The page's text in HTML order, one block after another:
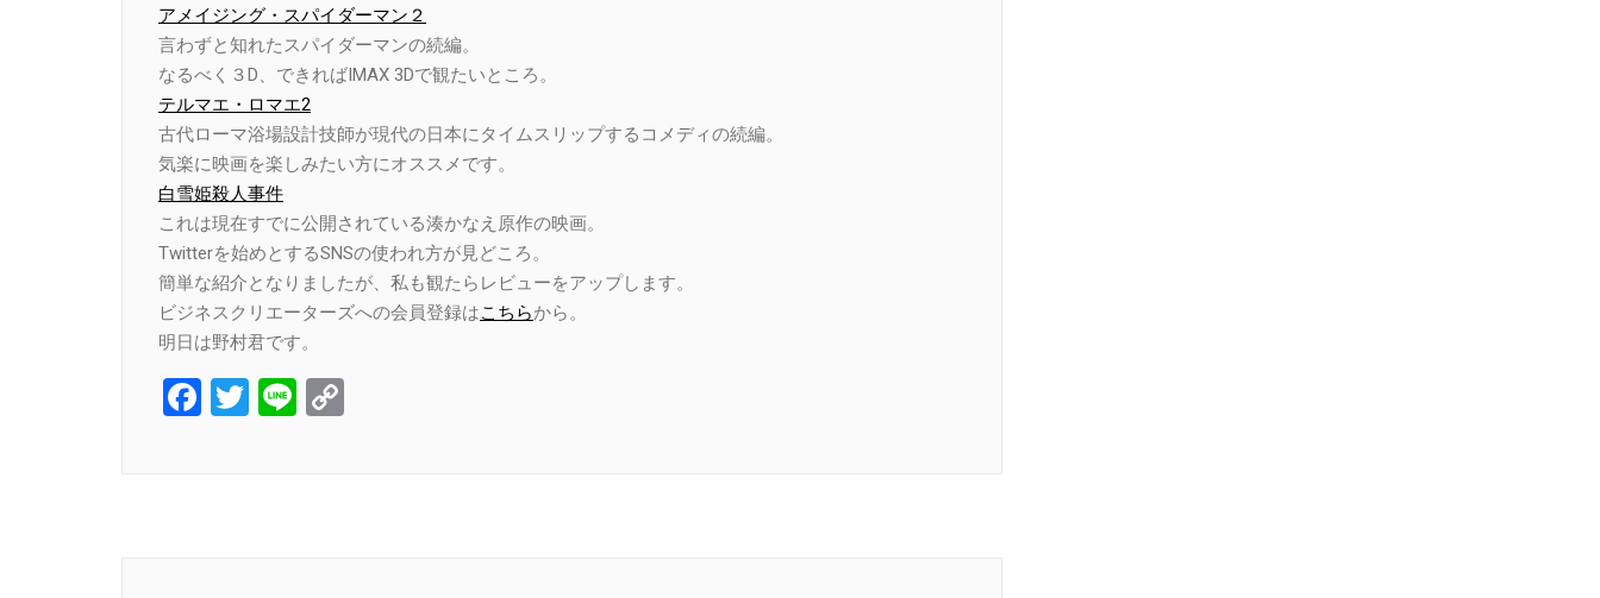
アメイジング・スパイダーマン２
言わずと知れたスパイダーマンの続編。
なるべく３D、できればIMAX 3Dで観たいところ。
テルマエ・ロマエ2
古代ローマ浴場設計技師が現代の日本にタイムスリップするコメディの続編。
気楽に映画を楽しみたい方にオススメです。
白雪姫殺人事件
これは現在すでに公開されている湊かなえ原作の映画。
Twitterを始めとするSNSの使われ方が見どころ。
簡単な紹介となりましたが、私も観たらレビューをアップします。
ビジネスクリエーターズへの会員登録はこちらから。
明日は野村君です。
Facebook
Twitter
Line